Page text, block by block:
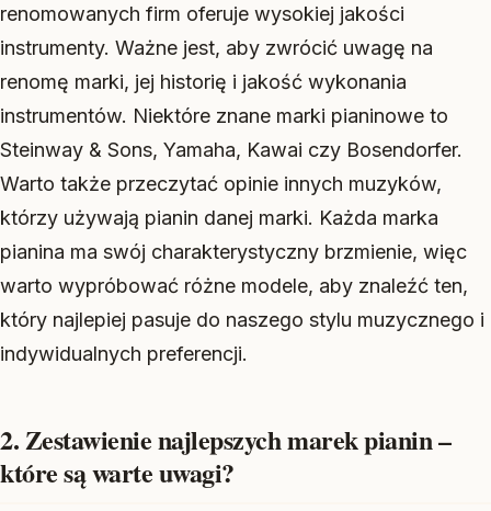
renomowanych firm oferuje wysokiej jakości
instrumenty. Ważne jest, aby zwrócić uwagę na
renomę marki, jej historię i jakość wykonania
instrumentów. Niektóre znane marki pianinowe to
Steinway & Sons, Yamaha, Kawai czy Bosendorfer.
Warto także przeczytać opinie innych muzyków,
którzy używają pianin danej marki. Każda marka
pianina ma swój charakterystyczny brzmienie, więc
warto wypróbować różne modele, aby znaleźć ten,
który najlepiej pasuje do naszego stylu muzycznego i
indywidualnych preferencji.
2. Zestawienie najlepszych marek pianin –
które są warte uwagi?